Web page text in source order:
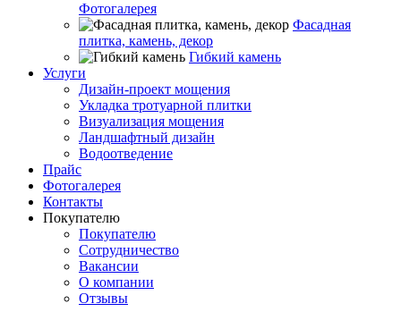
Фотогалерея
Фасадная
плитка, камень, декор
Гибкий камень
Услуги
Дизайн-проект мощения
Укладка тротуарной плитки
Визуализация мощения
Ландшафтный дизайн
Водоотведение
Прайс
Фотогалерея
Контакты
Покупателю
Покупателю
Сотрудничество
Вакансии
О компании
Отзывы